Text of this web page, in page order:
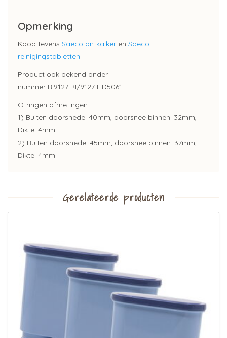
Opmerking
Koop tevens Saeco ontkalker en Saeco
reinigingstabletten.
Product ook bekend onder
nummer RI9127 RI/9127 HD5061
O-ringen afmetingen:
1) Buiten doorsnede: 40mm, doorsnee binnen: 32mm,
Dikte: 4mm.
2) Buiten doorsnede: 45mm, doorsnee binnen: 37mm,
Dikte: 4mm.
Gerelateerde producten